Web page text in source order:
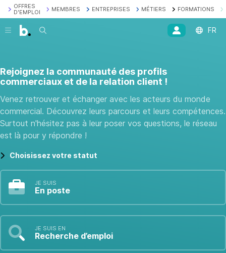
OFFRES
D'EMPLOI
MEMBRES ENTREPRISES MÉTIERS FORMATIONS
Recherche FR
Rejoignez la communauté des profils
commerciaux et de la relation client !
Venez retrouver et échanger avec les acteurs du monde
commercial. Découvrez leurs parcours et leurs compétences.
Surtout n'hésitez pas à leur poser vos questions, le réseau
est là pour y répondre !
Choisissez votre statut
JE SUIS
En poste
JE SUIS EN
Recherche d’emploi